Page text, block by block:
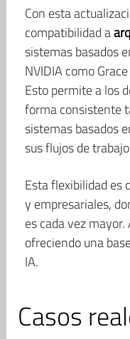
Con esta
compatibilidad a
sistemas basados
NVIDIA como
Esto permite a los
forma consistente
sistemas basados
sus flujos de
Esta flexibilidad es
y empresariales,
es cada vez
ofreciendo una
IA.
Casos